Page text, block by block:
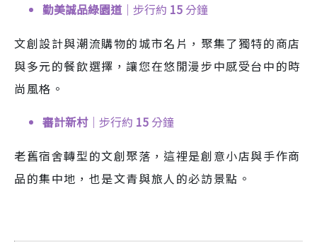
勤美誠品綠園道｜步行約 15 分鐘
文創設計與潮流購物的城市名片，聚集了獨特的商店
與多元的餐飲選擇，讓您在悠閒漫步中感受台中的時
尚風格。
審計新村｜步行約 15 分鐘
老舊宿舍轉型的文創聚落，這裡是創意小店與手作商
品的集中地，也是文青與旅人的必訪景點。